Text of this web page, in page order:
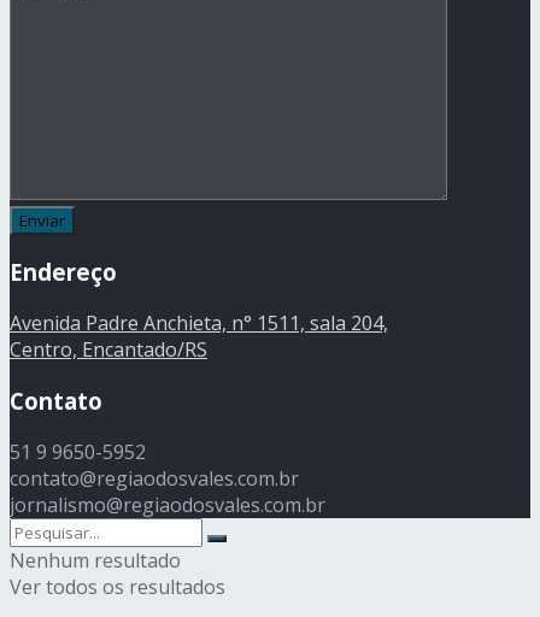
Endereço
Avenida Padre Anchieta, n° 1511, sala 204,
Centro, Encantado/RS
Contato
51 9 9650-5952
contato@regiaodosvales.com.br
jornalismo@regiaodosvales.com.br
Nenhum resultado
Ver todos os resultados